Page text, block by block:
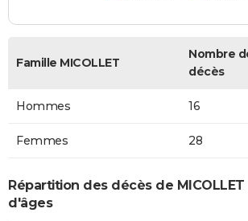
Famille MICOLLET
Nombre
décès
Hommes 16
Femmes 28
Répartition des décès de
d'âges